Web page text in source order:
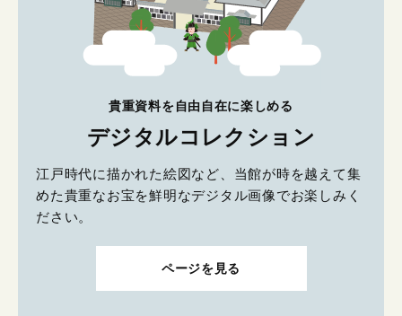
貴重資料を自由自在に楽しめる
デジタルコレクション
江戸時代に描かれた絵図など、当館が時を越えて集
めた貴重なお宝を鮮明なデジタル画像でお楽しみく
ださい。
ページを見る